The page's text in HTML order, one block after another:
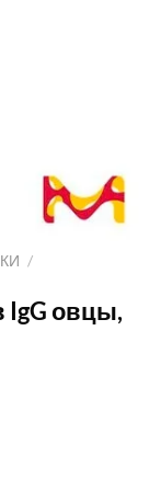
/
IgG овцы,